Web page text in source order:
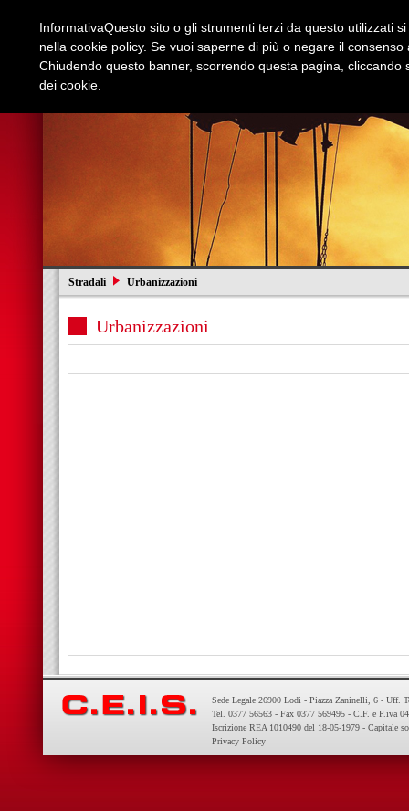
Stradali Urbanizzazioni
Urbanizzazioni
Sede Legale 26900 Lodi - Piazza Zaninelli, 6 - Uff.
Tel. 0377 56563 - Fax 0377 569495 - C.F. e P.iva
Iscrizione REA 1010490 del 18-05-1979 - Capitale
Privacy Policy
InformativaQuesto sito o gli strumenti terzi da questo utilizzati
nella cookie policy. Se vuoi saperne di più o negare il
Chiudendo questo banner, scorrendo questa pagina,
dei cookie.